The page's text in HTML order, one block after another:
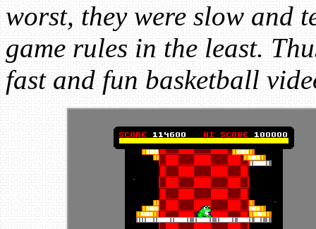
worst, they were slow and
game rules in the least.
fast and fun basketball